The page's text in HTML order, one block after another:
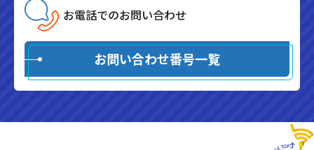
お電話でのお問い合わせ
お問い合わせ番号一覧